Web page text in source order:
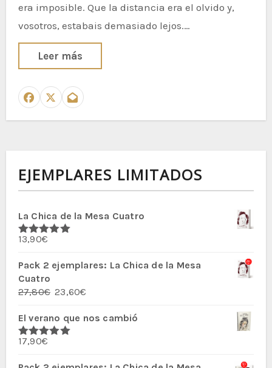
era imposible. Que la distancia era el olvido y,
vosotros, estabais demasiado lejos.…
Leer más
EJEMPLARES LIMITADOS
La Chica de la Mesa Cuatro
Valorado
5
13,90€
Pack 2 ejemplares: La Chica de la Mesa
Cuatro
27,80€ El
original
era:
23,60€
actual
El verano que nos cambió
Valorado
5
17,90€